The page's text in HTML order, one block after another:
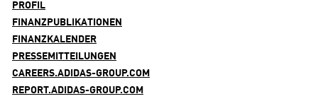
PROFIL
FINANZPUBLIKATIONEN
FINANZKALENDER
PRESSEMITTEILUNGEN
CAREERS.ADIDAS-GROUP.COM
REPORT.ADIDAS-GROUP.COM